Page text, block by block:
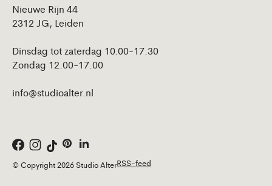
Nieuwe Rijn 44
2312 JG, Leiden
Dinsdag tot zaterdag 10.00-17.30
Zondag 12.00-17.00
info@studioalter.nl
© Copyright 2026 Studio AlterRSS-feed